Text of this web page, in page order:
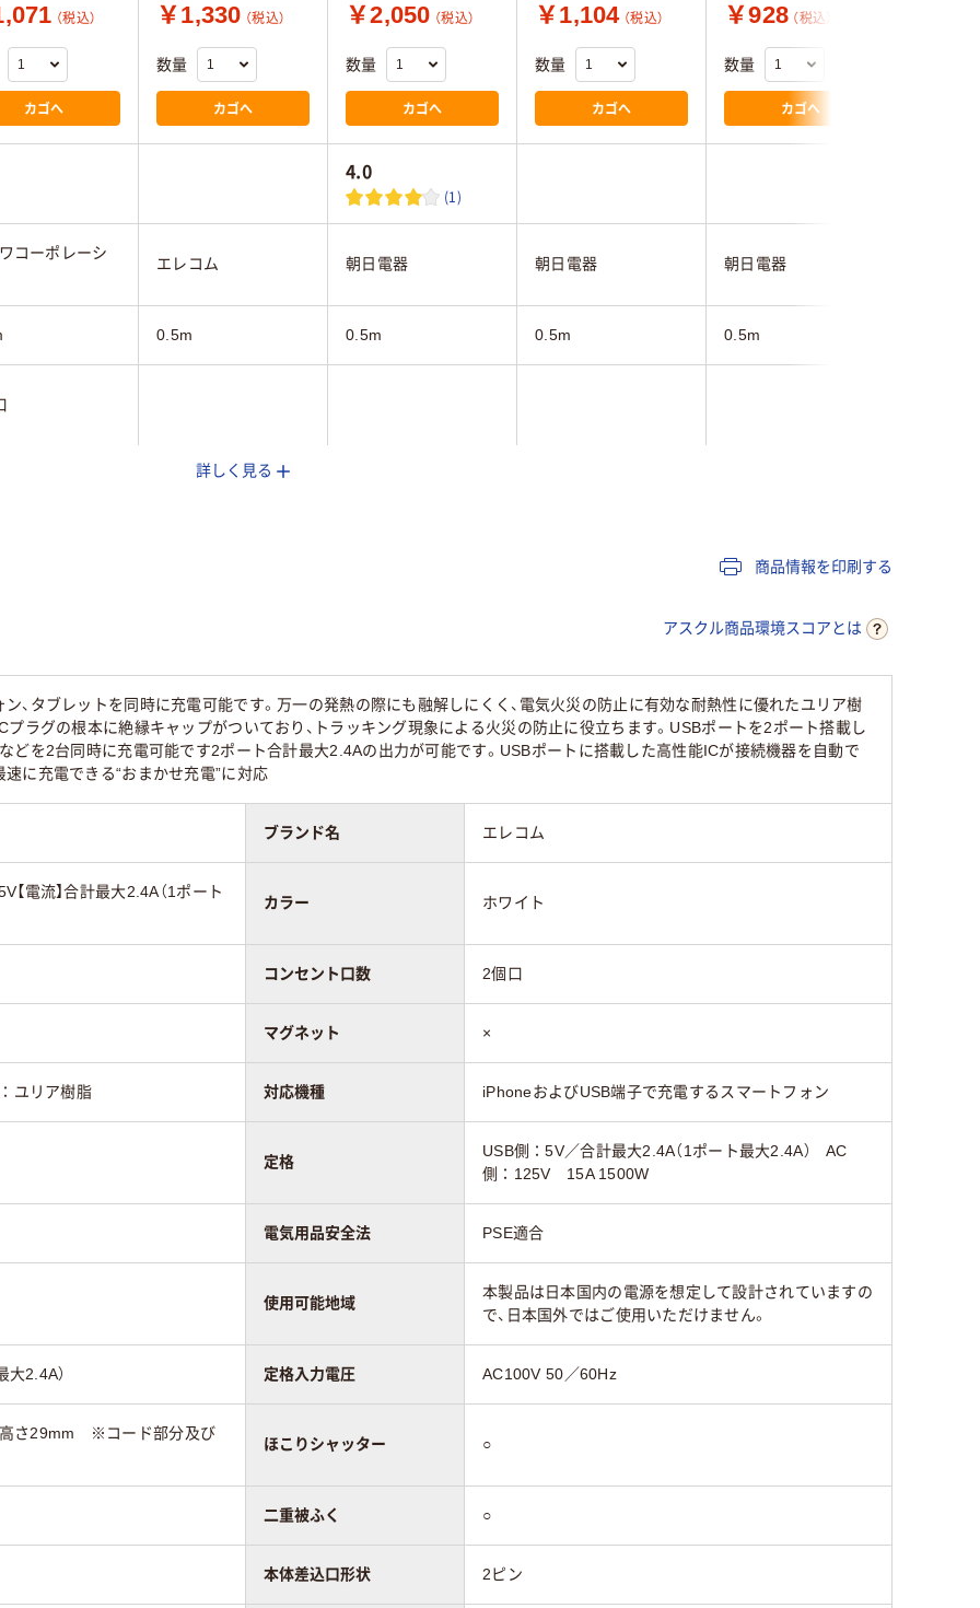
（税込）
カゴへ
￥1,330 （税込）
数量
カゴへ
￥2,050 （税込）
数量
カゴへ
￥1,104 （税込）
数量
カゴへ
￥928 （税込）
数量
カゴへ
4.0
(1)
コーポレーシ
エレコム 朝日電器 朝日電器 朝日電器
0.5m 0.5m 0.5m 0.5m
ホワイト系
詳しく見る
商品情報を印刷する
アスクル商品環境スコアとは
、タブレットを同時に充電可能です。万一の発熱の際にも融解しにくく、電気火災の防止に有効な耐熱性に優れたユリア樹
プラグの根本に絶縁キャップがついており、トラッキング現象による火災の防止に役立ちます。USBポートを2ポート搭載し
どを2台同時に充電可能です2ポート合計最大2.4Aの出力が可能です。USBポートに搭載した高性能ICが接続機器を自動で
に充電できる“おまかせ充電”に対応
ブランド名 エレコム
【電流】合計最大2.4A（1ポート
カラー ホワイト
コンセント口数 2個口
マグネット ×
ユリア樹脂 対応機種 iPhoneおよびUSB端子で充電するスマートフォン
定格
USB側：5V／合計最大2.4A（1ポート最大2.4A） AC
側：125V 15A 1500W
電気用品安全法 PSE適合
使用可能地域
本製品は日本国内の電源を想定して設計されていますの
で、日本国外ではご使用いただけません。
2.4A） 定格入力電圧 AC100V 50／60Hz
さ29mm ※コード部分及び
ほこりシャッター ○
二重被ふく ○
本体差込口形状 2ピン